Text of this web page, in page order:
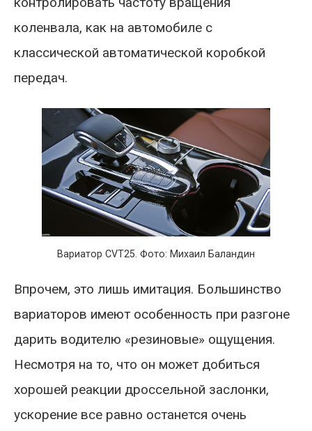
коленвала, как на автомобиле с
классической автоматической коробкой
передач.
Вариатор CVT25. Фото: Михаил Баландин
Впрочем, это лишь имитация. Большинство
вариаторов имеют особенность при разгоне
дарить водителю «резиновые» ощущения.
Несмотря на то, что он может добиться
хорошей реакции дроссельной заслонки,
ускорение все равно останется очень